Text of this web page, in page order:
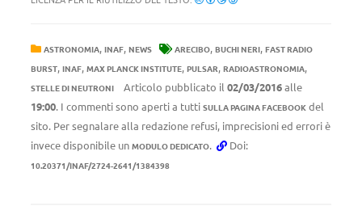
ASTRONOMIA, INAF, NEWS ARECIBO, BUCHI NERI, FAST RADIO
BURST, INAF, MAX PLANCK INSTITUTE, PULSAR, RADIOASTRONOMIA,
STELLE DI NEUTRONI Articolo pubblicato il 02/03/2016alle
19:00. I commenti sono aperti a tutti SULLA PAGINA FACEBOOK del
sito. Per segnalare alla redazione refusi, imprecisioni ed errori è
invece disponibile un MODULO DEDICATO. Doi:
10.20371/INAF/2724-2641/1384398